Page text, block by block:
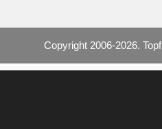
Copyright 2006-2026.